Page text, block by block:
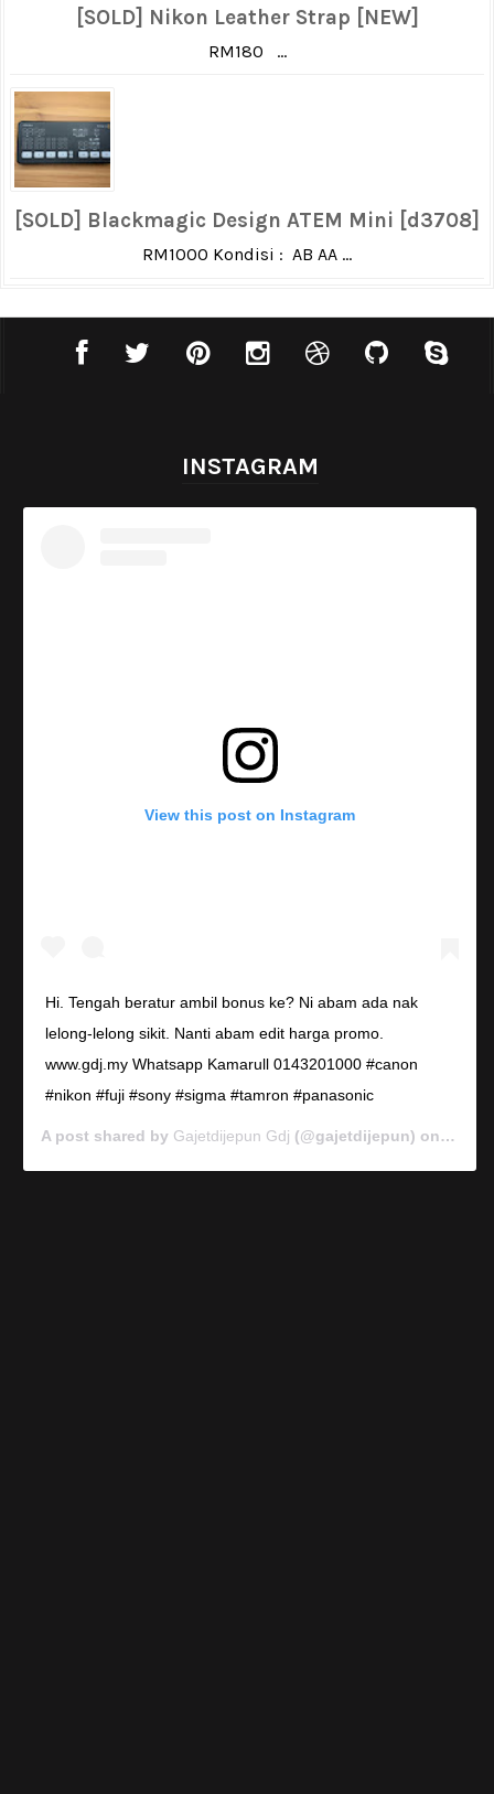
[SOLD] Nikon Leather Strap [NEW]
RM180 ...
[SOLD] Blackmagic Design ATEM Mini [d3708]
RM1000 Kondisi : AB AA ...
INSTAGRAM
View this post on Instagram
Hi. Tengah beratur ambil bonus ke? Ni abam ada nak
lelong-lelong sikit. Nanti abam edit harga promo.
www.gdj.my Whatsapp Kamarull 0143201000 #canon
#nikon #fuji #sony #sigma #tamron #panasonic
A post shared by Gajetdijepun Gdj (@gajetdijepun) on Jan 7,